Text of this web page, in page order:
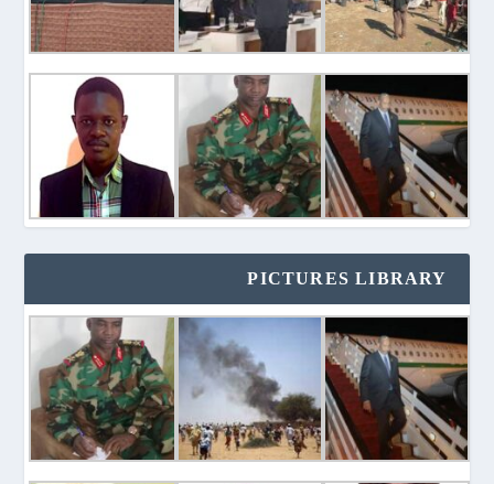
PICTURES LIBRARY